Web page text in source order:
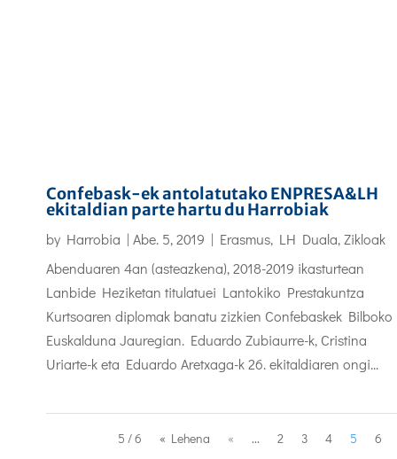
Confebask-ek antolatutako ENPRESA&LH
ekitaldian parte hartu du Harrobiak
by Harrobia | Abe. 5, 2019 | Erasmus, LH Duala,Zikloak
Abenduaren 4an (asteazkena), 2018-2019 ikasturtean
Lanbide Heziketan titulatuei Lantokiko Prestakuntza
Kurtsoaren diplomak banatu zizkien Confebaskek Bilboko
Euskalduna Jauregian. Eduardo Zubiaurre-k, Cristina
Uriarte-k eta Eduardo Aretxaga-k 26. ekitaldiaren ongi...
5 / 6 « Lehena « ... 2 3 4 5 6